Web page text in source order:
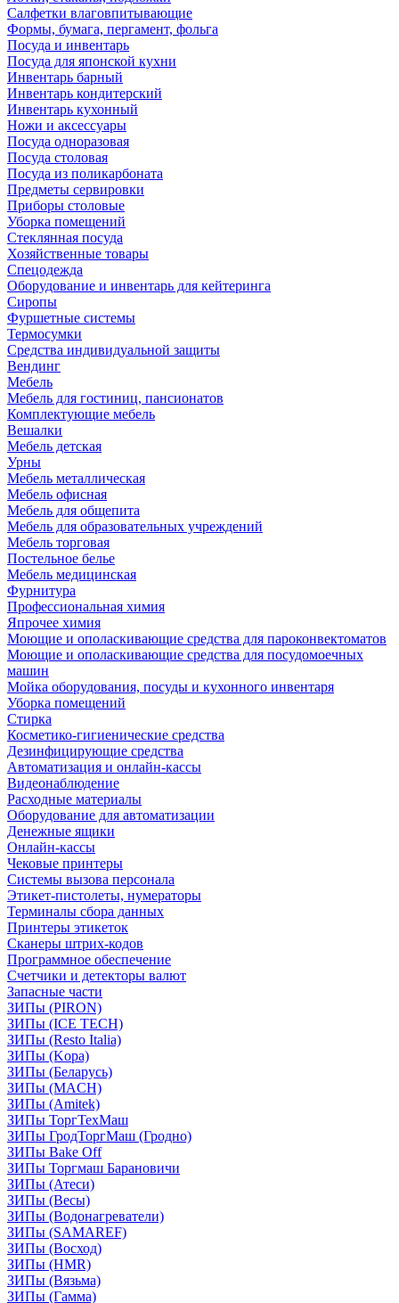
Салфетки влаговпитывающие
Формы, бумага, пергамент, фольга
Посуда и инвентарь
Посуда для японской кухни
Инвентарь барный
Инвентарь кондитерский
Инвентарь кухонный
Ножи и аксессуары
Посуда одноразовая
Посуда столовая
Посуда из поликарбоната
Предметы сервировки
Приборы столовые
Уборка помещений
Стеклянная посуда
Хозяйственные товары
Спецодежда
Оборудование и инвентарь для кейтеринга
Сиропы
Фуршетные системы
Термосумки
Средства индивидуальной защиты
Вендинг
Мебель
Мебель для гостиниц, пансионатов
Комплектующие мебель
Вешалки
Мебель детская
Урны
Мебель металлическая
Мебель офисная
Мебель для общепита
Мебель для образовательных учреждений
Мебель торговая
Постельное белье
Мебель медицинская
Фурнитура
Профессиональная химия
Япрочее химия
Моющие и ополаскивающие средства для пароконвектоматов
Моющие и ополаскивающие средства для посудомоечных
машин
Мойка оборудования, посуды и кухонного инвентаря
Уборка помещений
Стирка
Косметико-гигиенические средства
Дезинфицирующие средства
Автоматизация и онлайн-кассы
Видеонаблюдение
Расходные материалы
Оборудование для автоматизации
Денежные ящики
Онлайн-кассы
Чековые принтеры
Системы вызова персонала
Этикет-пистолеты, нумераторы
Терминалы сбора данных
Принтеры этикеток
Сканеры штрих-кодов
Программное обеспечение
Счетчики и детекторы валют
Запасные части
ЗИПы (PIRON)
ЗИПы (ICE TECH)
ЗИПы (Resto Italia)
ЗИПы (Kopa)
ЗИПы (Беларусь)
ЗИПы (MACH)
ЗИПы (Amitek)
ЗИПы ТоргТехМаш
ЗИПы ГродТоргМаш (Гродно)
ЗИПы Bake Off
ЗИПы Торгмаш Барановичи
ЗИПы (Атеси)
ЗИПы (Весы)
ЗИПы (Водонагреватели)
ЗИПы (SAMAREF)
ЗИПы (Восход)
ЗИПы (HMR)
ЗИПы (Вязьма)
ЗИПы (Гамма)